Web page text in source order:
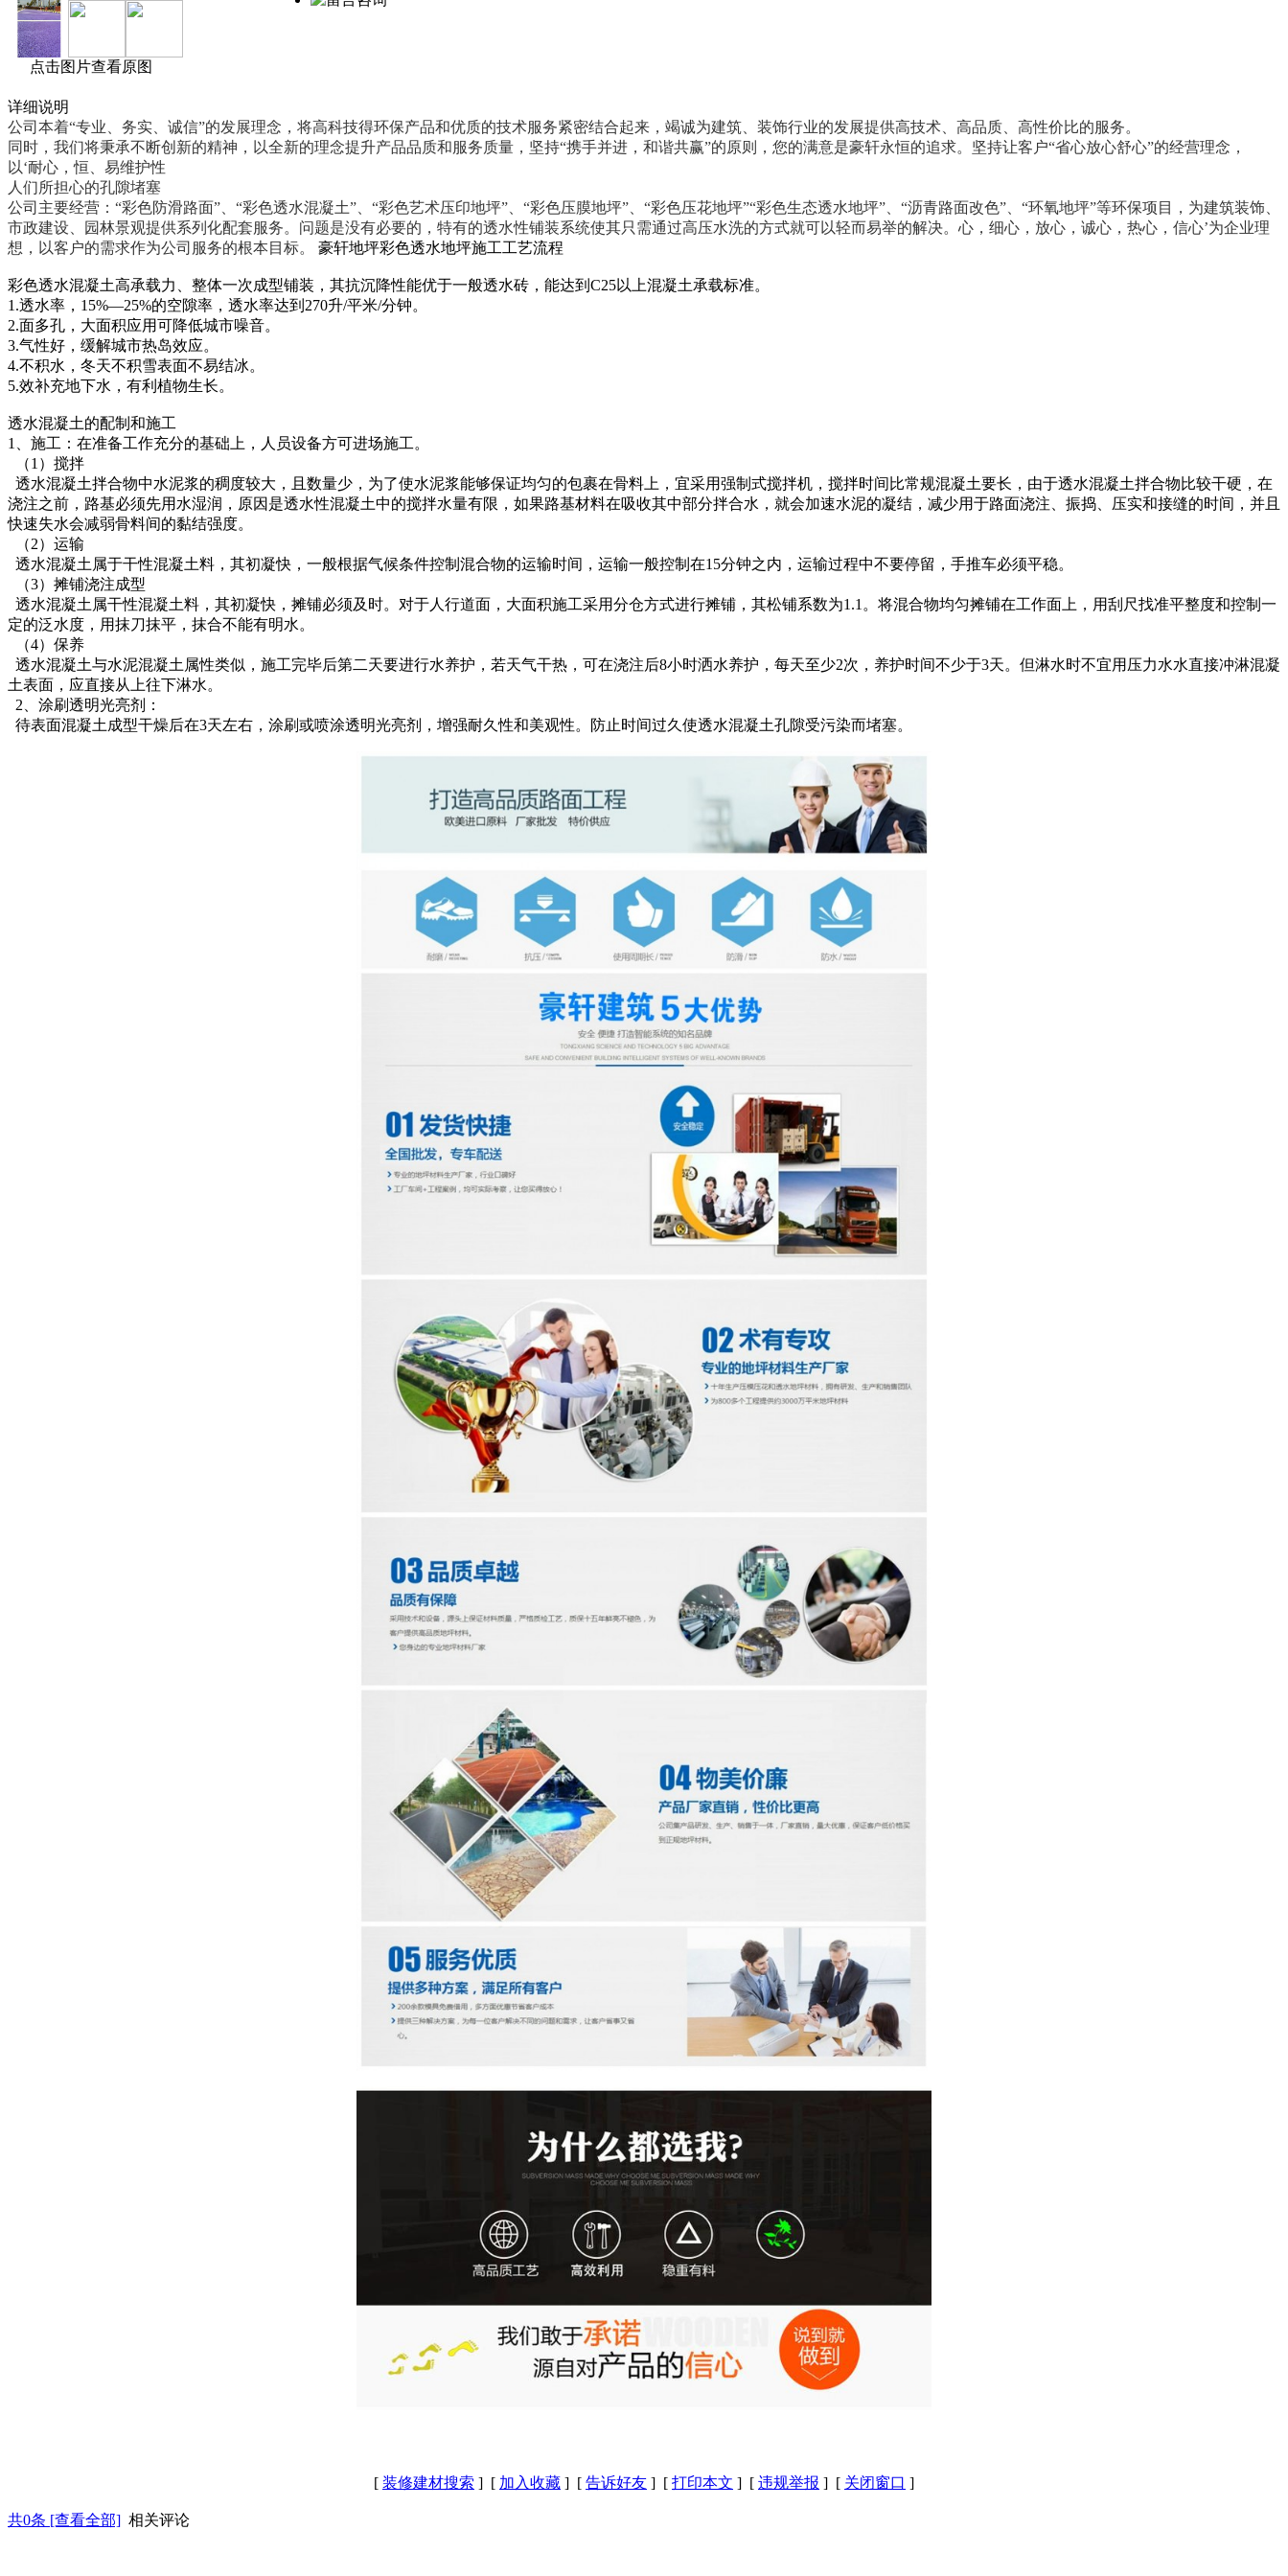
点击图片查看原图
详细说明
公司本着“专业、务实、诚信”的发展理念，将高科技得环保产品和优质的技术服务紧密结合起来，竭诚为建筑、装饰行业的发展提供高技术、高品质、高性价比的服务。
同时，我们将秉承不断创新的精神，以全新的理念提升产品品质和服务质量，坚持“携手并进，和谐共赢”的原则，您的满意是豪轩永恒的追求。坚持让客户“省心放心舒心”的经营理念，
以‘耐心，恒、易维护性
人们所担心的孔隙堵塞
公司主要经营：“彩色防滑路面”、“彩色透水混凝土”、“彩色艺术压印地坪”、“彩色压膜地坪”、“彩色压花地坪”“彩色生态透水地坪”、“沥青路面改色”、“环氧地坪”等环保项目，为建筑装饰、
市政建设、园林景观提供系列化配套服务。问题是没有必要的，特有的透水性铺装系统使其只需通过高压水洗的方式就可以轻而易举的解决。心，细心，放心，诚心，热心，信心’为企业理
想，以客户的需求作为公司服务的根本目标。
豪轩地坪彩色透水地坪施工工艺流程
彩色透水混凝土高承载力、整体一次成型铺装，其抗沉降性能优于一般透水砖，能达到C25以上混凝土承载标准。
1.透水率，15%—25%的空隙率，透水率达到270升/平米/分钟。
2.面多孔，大面积应用可降低城市噪音。
3.气性好，缓解城市热岛效应。
4.不积水，冬天不积雪表面不易结冰。
5.效补充地下水，有利植物生长。
透水混凝土的配制和施工
1、施工：在准备工作充分的基础上，人员设备方可进场施工。
（1）搅拌
透水混凝土拌合物中水泥浆的稠度较大，且数量少，为了使水泥浆能够保证均匀的包裹在骨料上，宜采用强制式搅拌机，搅拌时间比常规混凝土要长，由于透水混凝土拌合物比较干硬，在
浇注之前，路基必须先用水湿润，原因是透水性混凝土中的搅拌水量有限，如果路基材料在吸收其中部分拌合水，就会加速水泥的凝结，减少用于路面浇注、振捣、压实和接缝的时间，并且
快速失水会减弱骨料间的黏结强度。
（2）运输
透水混凝土属于干性混凝土料，其初凝快，一般根据气候条件控制混合物的运输时间，运输一般控制在15分钟之内，运输过程中不要停留，手推车必须平稳。
（3）摊铺浇注成型
透水混凝土属干性混凝土料，其初凝快，摊铺必须及时。对于人行道面，大面积施工采用分仓方式进行摊铺，其松铺系数为1.1。将混合物均匀摊铺在工作面上，用刮尺找准平整度和控制一
定的泛水度，用抹刀抹平，抹合不能有明水。
（4）保养
透水混凝土与水泥混凝土属性类似，施工完毕后第二天要进行水养护，若天气干热，可在浇注后8小时洒水养护，每天至少2次，养护时间不少于3天。但淋水时不宜用压力水水直接冲淋混凝
土表面，应直接从上往下淋水。
2、涂刷透明光亮剂：
待表面混凝土成型干燥后在3天左右，涂刷或喷涂透明光亮剂，增强耐久性和美观性。防止时间过久使透水混凝土孔隙受污染而堵塞。
[ 装修建材搜索 ] [ 加入收藏 ] [ 告诉好友 ] [ 打印本文 ] [ 违规举报 ] [ 关闭窗口 ]
共0条 [查看全部] 相关评论